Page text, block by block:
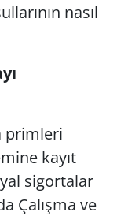
nasıl
primleri
kayıt
sigortalar
Çalışma ve